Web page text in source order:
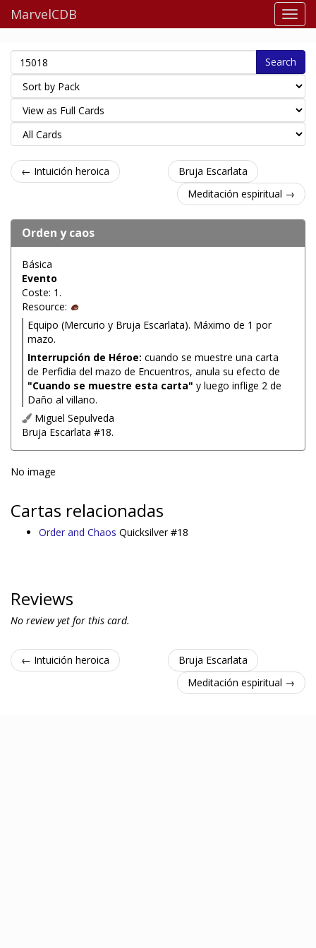
MarvelCDB
Search
← Intuición heroica
Bruja Escarlata
Meditación espiritual →
Orden y caos
Básica
Evento
Coste: 1.
Resource:
Equipo (Mercurio y Bruja Escarlata). Máximo de 1 por
mazo.
Interrupción de Héroe: cuando se muestre una carta
de Perfidia del mazo de Encuentros, anula su efecto de
"Cuando se muestre esta carta" y luego inflige 2 de
Daño al villano.
Miguel Sepulveda
Bruja Escarlata #18.
No image
Cartas relacionadas
Order and Chaos Quicksilver #18
Reviews
No review yet for this card.
← Intuición heroica
Bruja Escarlata
Meditación espiritual →